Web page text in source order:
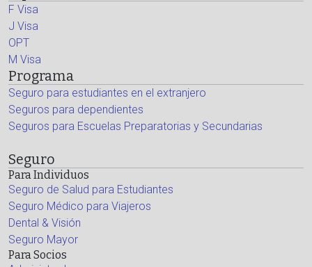
F Visa
J Visa
OPT
M Visa
Programa
Seguro para estudiantes en el extranjero
Seguros para dependientes
Seguros para Escuelas Preparatorias y Secundarias
Seguro
Para Individuos
Seguro de Salud para Estudiantes
Seguro Médico para Viajeros
Dental & Visión
Seguro Mayor
Para Socios